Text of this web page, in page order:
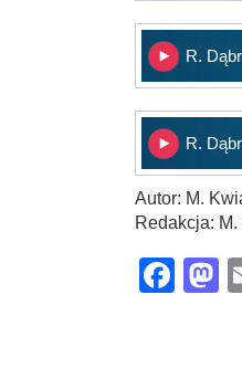
R.
R.
Autor: M.
Redakcja: